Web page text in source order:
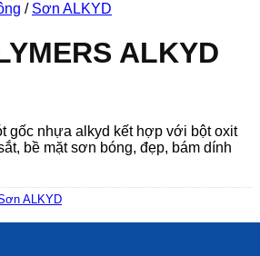
/ Sơn ALKYD
ALKYD
gốc nhựa alkyd kết hợp với bột oxit
bề mặt sơn bóng, đẹp, bám dính
ALKYD